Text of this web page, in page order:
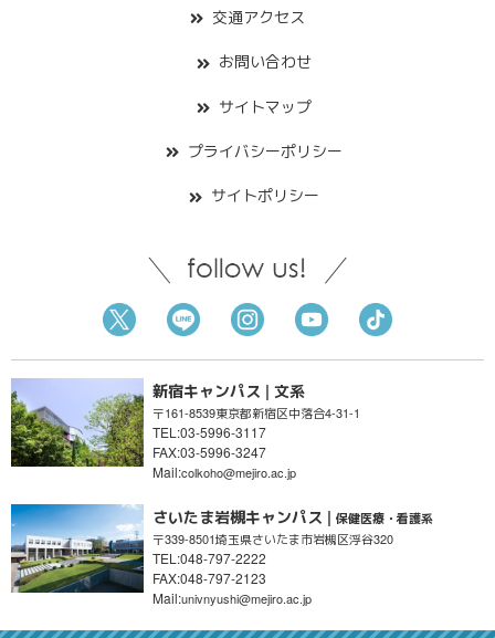
交通アクセス
お問い合わせ
サイトマップ
プライバシーポリシー
サイトポリシー
新宿キャンパス | 文系
〒161-8539東京都新宿区中落合4-31-1
TEL:03-5996-3117
FAX:03-5996-3247
Mail:colkoho@mejiro.ac.jp
さいたま岩槻キャンパス | 保健医療・看護系
〒339-8501埼玉県さいたま市岩槻区浮谷320
TEL:048-797-2222
FAX:048-797-2123
Mail:univnyushi@mejiro.ac.jp